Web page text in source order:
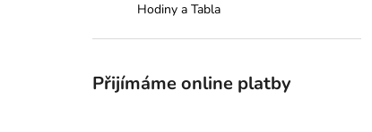
Hodiny a Tabla
Přijímáme online platby